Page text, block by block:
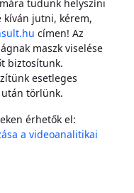
tudunk helyszíni
kíván jutni, kérem,
címen! Az
maszk viselése
biztosítunk.
esetleges
törlünk.
érhetők el:
a videoanalitikai